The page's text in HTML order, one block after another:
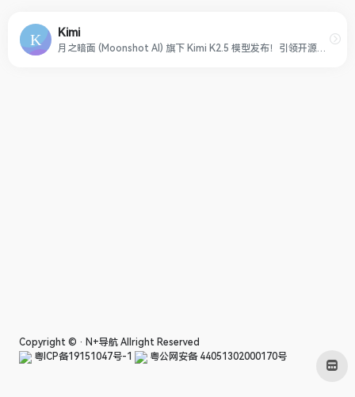
Kimi
Copyright © · N+导航 Allright Reserved
粤ICP备19151047号-1
粤公网安备 44051302000170号